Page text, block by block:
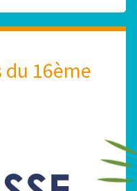
du 16ème